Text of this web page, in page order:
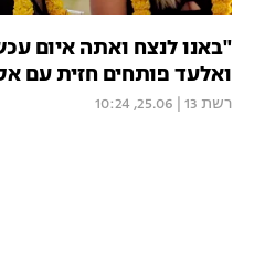
"באנו לנצח ואתה איום
ואלעד פותחים חזית עם
רשת 13 25.06, 10:24